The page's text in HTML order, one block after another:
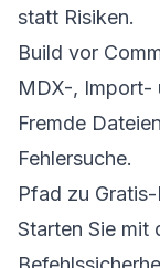
statt Risiken.
Build vor
MDX-, Import-
Fremde
Fehlersuche.
Pfad zu
Starten Sie mit